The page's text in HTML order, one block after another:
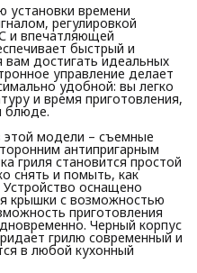
установки времени
регулировкой
и впечатляющей
быстрый и
вам достигать идеальных
управление делает
удобной: вы легко
и время приготовления,
блюде.
модели – съемные
антипригарным
гриля становится простой
снять и помыть, как
оснащено
крышки с возможностью
приготовления
Черный корпус
грилю современный и
в любой кухонный